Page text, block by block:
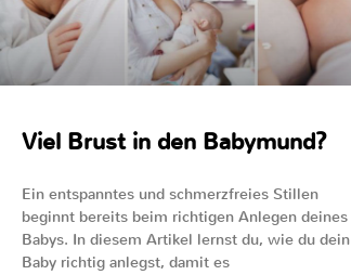
Viel Brust in den Babymund?
Ein entspanntes und schmerzfreies Stillen
beginnt bereits beim richtigen Anlegen deines
Babys. In diesem Artikel lernst du, wie du dein
Baby richtig anlegst, damit es